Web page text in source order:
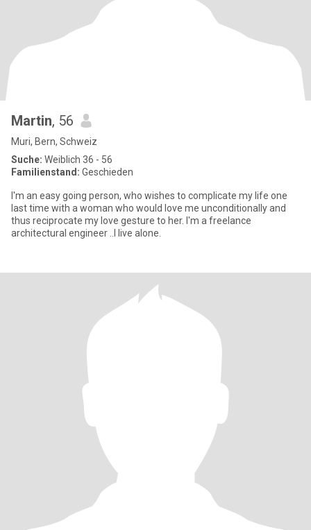
Martin, 56
Muri, Bern, Schweiz
Suche: Weiblich 36 - 56
Familienstand: Geschieden
I'm an easy going person, who wishes to complicate my life one
last time with a woman who would love me unconditionally and
thus reciprocate my love gesture to her. I'm a freelance
architectural engineer ..I live alone.